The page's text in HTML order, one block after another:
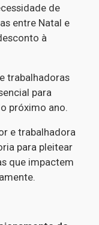
de
entre Natal e
à
trabalhadoras
para
próximo ano.
e trabalhadora
para pleitear
que impactem